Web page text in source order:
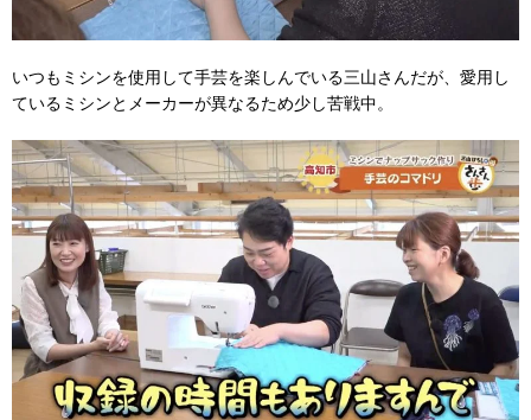
いつもミシンを使用して手芸を楽しんでいる三山さんだが、愛用し
ているミシンとメーカーが異なるため少し苦戦中。